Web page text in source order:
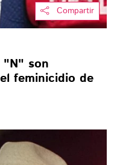
Compartir
"N" son
feminicidio de